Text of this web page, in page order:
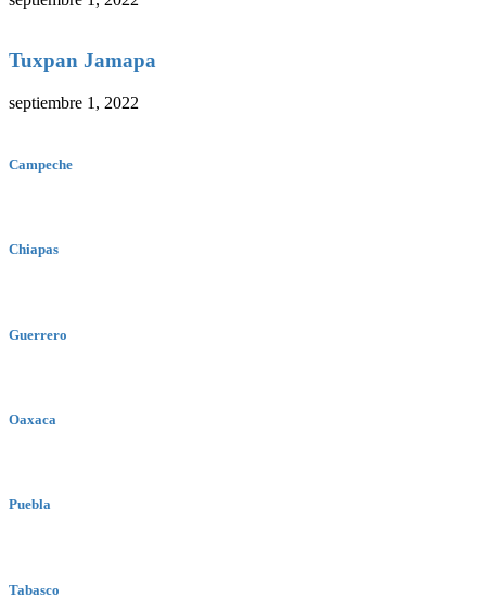
Tuxpan Jamapa
septiembre 1, 2022
Campeche
Chiapas
Guerrero
Oaxaca
Puebla
Tabasco